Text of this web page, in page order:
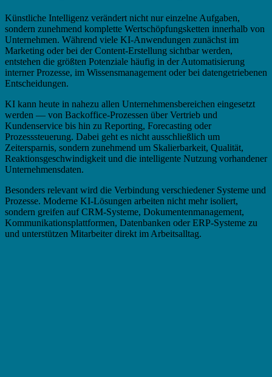
Künstliche Intelligenz verändert nicht nur einzelne Aufgaben,
sondern zunehmend komplette Wertschöpfungsketten innerhalb von
Unternehmen. Während viele KI-Anwendungen zunächst im
Marketing oder bei der Content-Erstellung sichtbar werden,
entstehen die größten Potenziale häufig in der Automatisierung
interner Prozesse, im Wissensmanagement oder bei datengetriebenen
Entscheidungen.
KI kann heute in nahezu allen Unternehmensbereichen eingesetzt
werden — von Backoffice-Prozessen über Vertrieb und
Kundenservice bis hin zu Reporting, Forecasting oder
Prozesssteuerung. Dabei geht es nicht ausschließlich um
Zeitersparnis, sondern zunehmend um Skalierbarkeit, Qualität,
Reaktionsgeschwindigkeit und die intelligente Nutzung vorhandener
Unternehmensdaten.
Besonders relevant wird die Verbindung verschiedener Systeme und
Prozesse. Moderne KI-Lösungen arbeiten nicht mehr isoliert,
sondern greifen auf CRM-Systeme, Dokumentenmanagement,
Kommunikationsplattformen, Datenbanken oder ERP-Systeme zu
und unterstützen Mitarbeiter direkt im Arbeitsalltag.